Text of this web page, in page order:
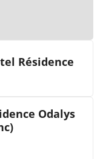
Résidence
Odalys